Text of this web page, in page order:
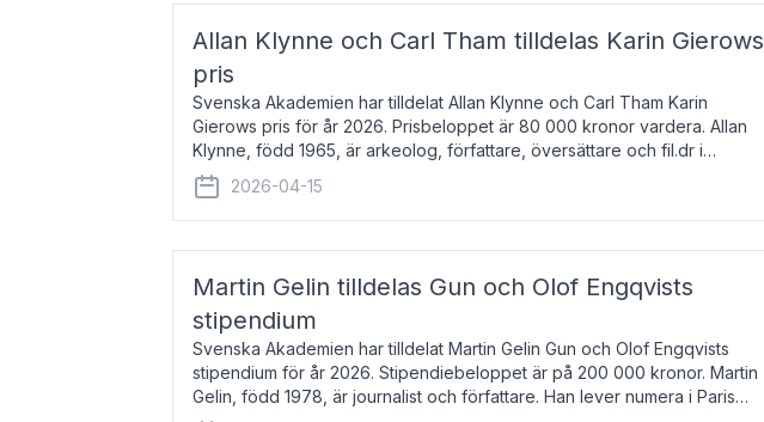
Allan Klynne och Carl Tham tilldelas Karin Gierows
pris
Svenska Akademien har tilldelat Allan Klynne och Carl Tham Karin
Gierows pris för år 2026. Prisbeloppet är 80 000 kronor vardera. Allan
Klynne, född 1965, är arkeolog, författare, översättare och fil.dr i
antikens kultur och samhällsliv. Ut
2026-04-15
Martin Gelin tilldelas Gun och Olof Engqvists
stipendium
Svenska Akademien har tilldelat Martin Gelin Gun och Olof Engqvists
stipendium för år 2026. Stipendiebeloppet är på 200 000 kronor. Martin
Gelin, född 1978, är journalist och författare. Han lever numera i Paris